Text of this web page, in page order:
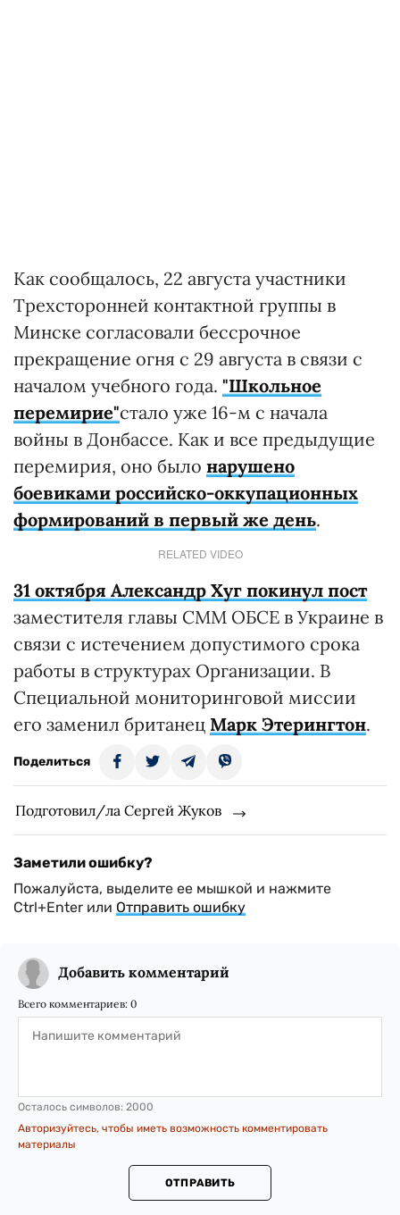
Как сообщалось, 22 августа участники
Трехсторонней контактной группы в
Минске согласовали бессрочное
прекращение огня с 29 августа в связи с
началом учебного года. "Школьное
перемирие"стало уже 16-м с начала
войны в Донбассе. Как и все предыдущие
перемирия, оно было нарушено
боевиками российско-оккупационных
формирований в первый же день.
RELATED VIDEO
31 октября Александр Хуг покинул пост
заместителя главы СММ ОБСЕ в Украине в
связи с истечением допустимого срока
работы в структурах Организации. В
Специальной мониторинговой миссии
его заменил британец Марк Этерингтон.
Поделиться
Подготовил/ла Сергей Жуков
Заметили ошибку?
Пожалуйста, выделите ее мышкой и нажмите
Ctrl+Enter или Отправить ошибку
Добавить комментарий
Всего комментариев: 0
Осталось символов: 2000
Авторизуйтесь, чтобы иметь возможность комментировать
материалы
ОТПРАВИТЬ